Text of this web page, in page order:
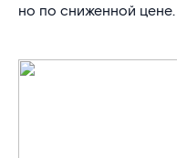
но по сниженной цене.